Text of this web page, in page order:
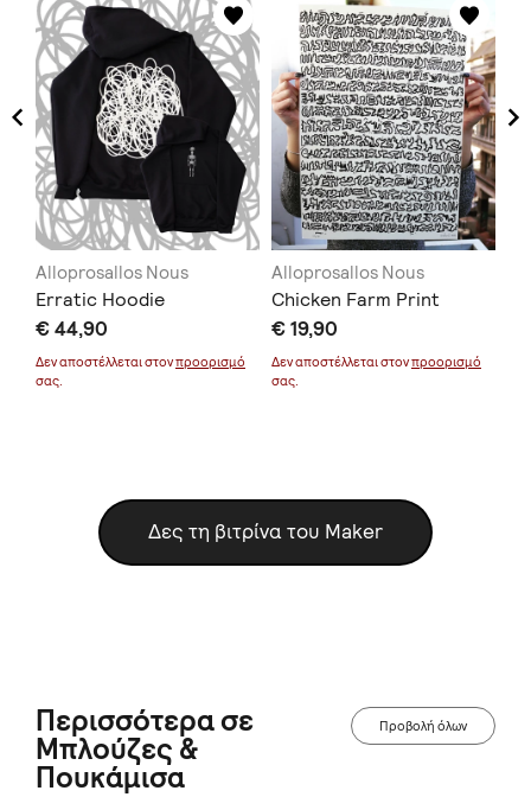
Alloprosallos Nous
Erratic Hoodie
€ 44,90
Δεν αποστέλλεται στονπροορισμό
σας.
Alloprosallos Nous
Chicken Farm Print
€ 19,90
Δεν αποστέλλεται στονπροορισμό
σας.
Δες τη βιτρίνα του Maker
Περισσότερα σε
Μπλούζες &
Πουκάμισα
Προβολή όλων